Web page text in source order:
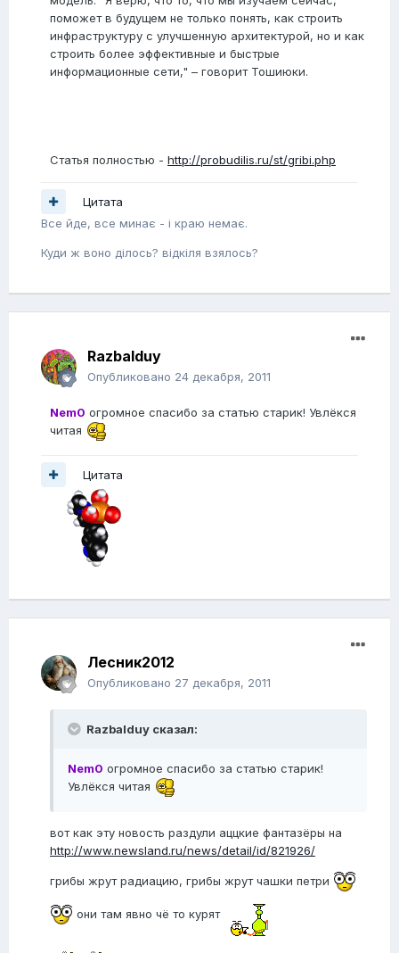
поможет в будущем не только понять, как строить
инфраструктуру с улучшенную архитектурой, но и как
строить более эффективные и быстрые
информационные сети," – говорит Тошиюки.
Статья полностью - http://probudilis.ru/st/gribi.php
Цитата
Все йде, все минає - i краю немає.
Куди ж воно дiлось? вiдкiля взялось?
Razbalduy
Опубликовано 24 декабря, 2011
Nem0 огромное спасибо за статью старик! Увлёкся
читая
Цитата
Лесник2012
Опубликовано 27 декабря, 2011
Razbalduy сказал:
Nem0 огромное спасибо за статью старик!
Увлёкся читая
вот как эту новость раздули аццкие фантазёры на
http://www.newsland.ru/news/detail/id/821926/
грибы жрут радиацию, грибы жрут чашки петри
они там явно чё то курят